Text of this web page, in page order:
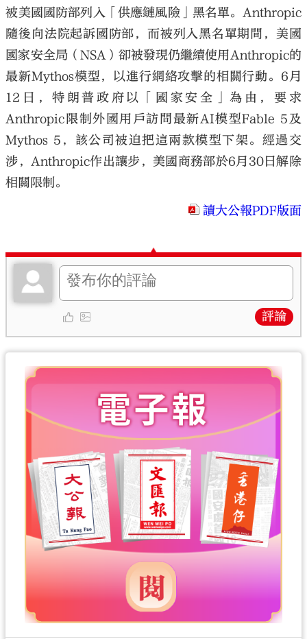
被美國國防部列入「供應鏈風險」黑名單。Anthropic
隨後向法院起訴國防部，而被列入黑名單期間，美國
國家安全局（NSA）卻被發現仍繼續使用Anthropic的
最新Mythos模型，以進行網絡攻擊的相關行動。6月
12日，特朗普政府以「國家安全」為由，要求
Anthropic限制外國用戶訪問最新AI模型Fable 5及
Mythos 5，該公司被迫把這兩款模型下架。經過交
涉，Anthropic作出讓步，美國商務部於6月30日解除
相關限制。
讀大公報PDF版面
評論